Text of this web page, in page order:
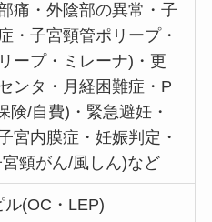
痛・外陰部の異常・子
・子宮頸管ポリープ・
ープ・ミレーナ)・更
ンタ・月経困難症・P
険/自費)・緊急避妊・
宮内膜症・妊娠判定・
頸がん/風しん)など
ル(OC・LEP)